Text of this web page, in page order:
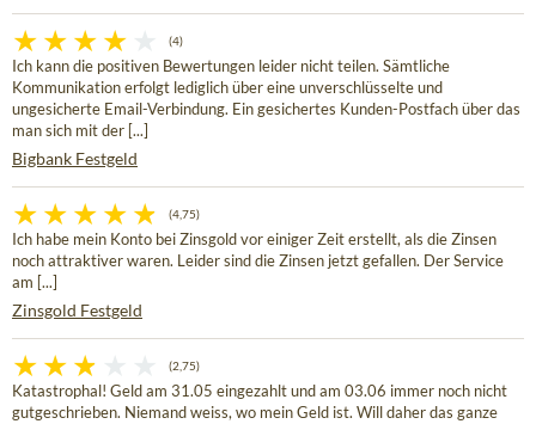
(4)
Ich kann die positiven Bewertungen leider nicht teilen. Sämtliche
Kommunikation erfolgt lediglich über eine unverschlüsselte und
ungesicherte Email-Verbindung. Ein gesichertes Kunden-Postfach über das
man sich mit der [...]
Bigbank Festgeld
(4,75)
Ich habe mein Konto bei Zinsgold vor einiger Zeit erstellt, als die Zinsen
noch attraktiver waren. Leider sind die Zinsen jetzt gefallen. Der Service
am [...]
Zinsgold Festgeld
(2,75)
Katastrophal! Geld am 31.05 eingezahlt und am 03.06 immer noch nicht
gutgeschrieben. Niemand weiss, wo mein Geld ist. Will daher das ganze